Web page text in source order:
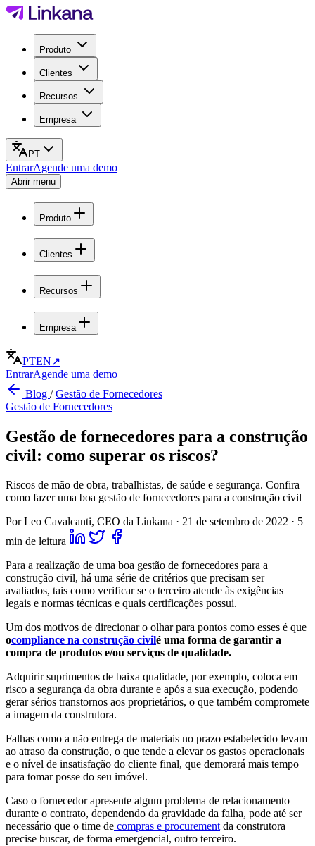
Produto
Clientes
Recursos
Empresa
PT
EntrarAgende uma demo
Abrir menu
Produto
Clientes
Recursos
Empresa
PTEN↗
EntrarAgende uma demo
Blog /Gestão de Fornecedores
Gestão de Fornecedores
Gestão de fornecedores para a construção
civil: como superar os riscos?
Riscos de mão de obra, trabalhistas, de saúde e segurança. Confira
como fazer uma boa gestão de fornecedores para a construção civil
Por Leo Cavalcanti, CEO da Linkana · 21 de setembro de 2022 · 5
min de leitura
Para a realização de uma boa gestão de fornecedores para a
construção civil, há uma série de critérios que precisam ser
avaliados, tais como verificar se o terceiro atende às exigências
legais e normas técnicas e quais certificações possui.
Um dos motivos de direcionar o olhar para pontos como esses é que
ocompliance na construção civilé uma forma de garantir a
compra de produtos e/ou serviços de qualidade.
Adquirir suprimentos de baixa qualidade, por exemplo, coloca em
risco a segurança da obra durante e após a sua execução, podendo
gerar sérios transtornos aos proprietários, o que também compromete
a imagem da construtora.
Falhas como a não entrega de materiais no prazo estabelecido levam
ao atraso da construção, o que tende a elevar os gastos operacionais
e o nível de insatisfação do cliente final, que demorará mais tempo
para tomar posse do seu imóvel.
Caso o fornecedor apresente algum problema de relacionamento
durante o contrato, dependendo da gravidade da falha, pode até ser
necessário que o time de compras e procurementda construtora
precise buscar, de forma emergencial, outro terceiro.